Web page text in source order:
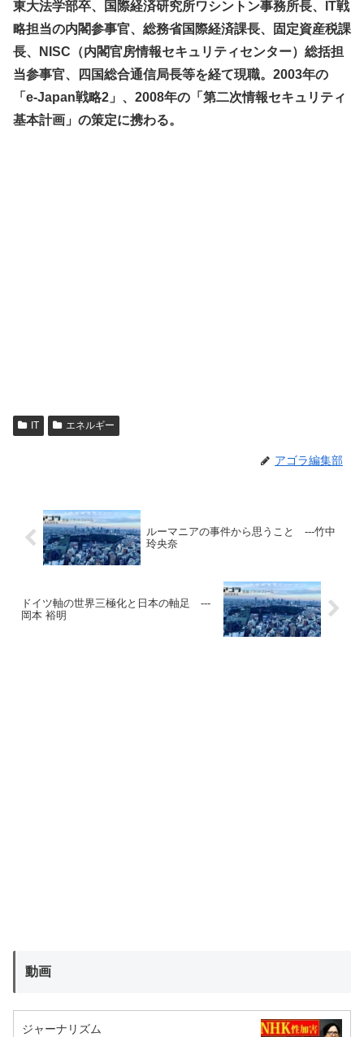
東大法学部卒、国際経済研究所ワシントン事務所長、IT戦
略担当の内閣参事官、総務省国際経済課長、固定資産税課
長、NISC（内閣官房情報セキュリティセンター）総括担
当参事官、四国総合通信局長等を経て現職。2003年の
「e-Japan戦略2」、2008年の「第二次情報セキュリティ
基本計画」の策定に携わる。
IT エネルギー
アゴラ編集部
ルーマニアの事件から思うこと ---竹中
玲央奈
ドイツ軸の世界三極化と日本の軸足 ---
岡本 裕明
動画
ジャーナリズム